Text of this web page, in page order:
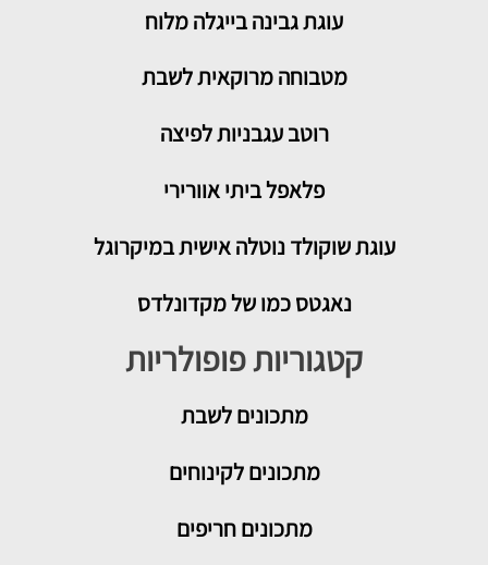
עוגת גבינה בייגלה מלוח
מטבוחה מרוקאית לשבת
רוטב עגבניות לפיצה
פלאפל ביתי אוורירי
עוגת שוקולד נוטלה אישית במיקרוגל
נאגטס כמו של מקדונלדס
קטגוריות פופולריות
מתכוניםלשבת
מתכונים לקינוחים
מתכונים חריפים